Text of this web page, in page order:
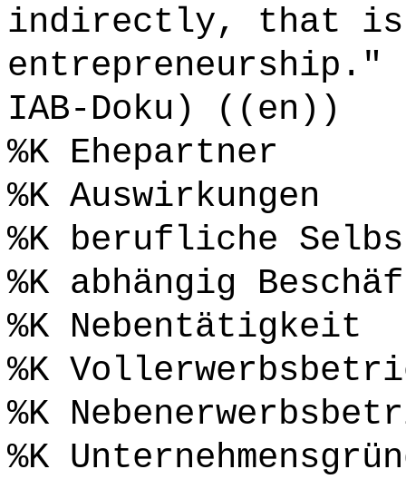
indirectly, that
IAB-Doku) ((en))
%K Ehepartner
%K Auswirkungen
%K berufliche
%K abhängig
%K Nebentätigkeit
%K
%K
%K